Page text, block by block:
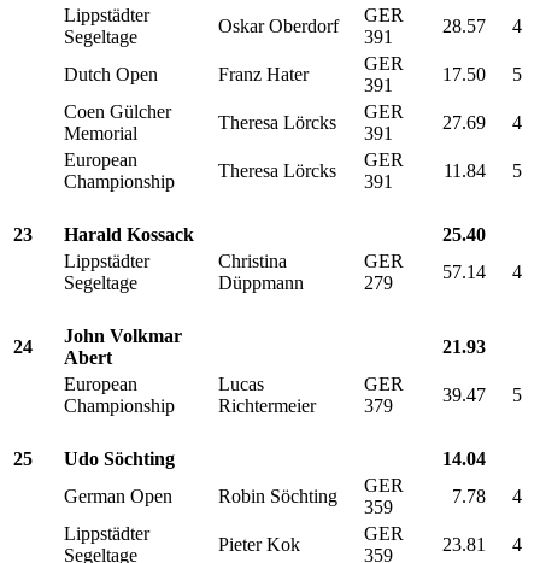
Lippstädter
Segeltage
Oskar Oberdorf
GER
391
28.57 4
Dutch Open Franz Hater
GER
391
17.50
5
Coen Gülcher
Memorial
Theresa Lörcks
GER
391
27.69
4
European
Championship
Theresa Lörcks
GER
391
11.84 5
23 Harald Kossack
25.40
Lippstädter
Segeltage
Christina
Düppmann
GER
279
57.14 4
24
John Volkmar
Abert
21.93
European
Championship
Lucas
Richtermeier
GER
379
39.47 5
25 Udo Söchting
14.04
German Open
Robin Söchting
GER
359
7.78
4
Lippstädter
Segeltage
Pieter Kok
GER
359
23.81 4